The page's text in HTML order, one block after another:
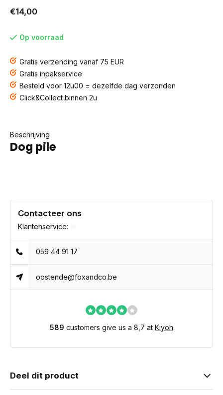
€14,00
Op voorraad
Gratis verzending vanaf 75 EUR
Gratis inpakservice
Besteld voor 12u00 = dezelfde dag verzonden
Click&Collect binnen 2u
Beschrijving
Dog pile
Contacteer ons
Klantenservice:
059 44 91 17
oostende@foxandco.be
589 customers give us a 8,7 at Kiyoh
Deel dit product